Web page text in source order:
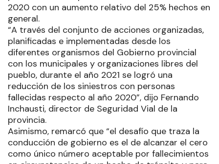
2020 con un aumento relativo del 25% hechos en
general.
“A través del conjunto de acciones organizadas,
planificadas e implementadas desde los
diferentes organismos del Gobierno provincial
con los municipales y organizaciones libres del
pueblo, durante el año 2021 se logró una
reducción de los siniestros con personas
fallecidas respecto al año 2020”, dijo Fernando
Inchausti, director de Seguridad Vial de la
provincia.
Asimismo, remarcó que “el desafío que traza la
conducción de gobierno es el de alcanzar el cero
como único número aceptable por fallecimientos